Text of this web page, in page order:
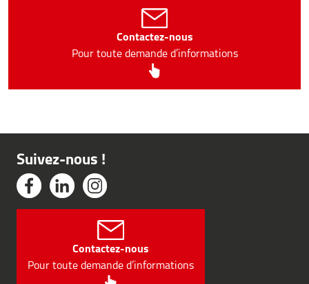
Contactez-nous
Pour toute demande d’informations
Suivez-nous !
Contactez-nous
Pour toute demande d’informations